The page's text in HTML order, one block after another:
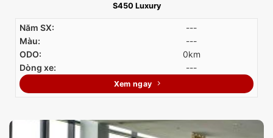
S450 Luxury
Năm SX:
---
Màu:
---
ODO:
0km
Dòng xe:
---
Xem ngay